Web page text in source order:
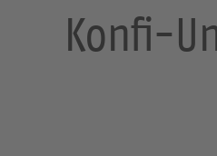
Konfi-